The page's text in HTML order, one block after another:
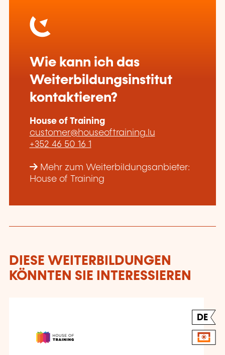
Wie kann ich das
Weiterbildungsinstitut
kontaktieren?
House of Training
customer@houseoftraining.lu
+352 46 50 16 1
Mehr zum Weiterbildungsanbieter:
House of Training
DIESE WEITERBILDUNGEN
KÖNNTEN SIE INTERESSIEREN
DE